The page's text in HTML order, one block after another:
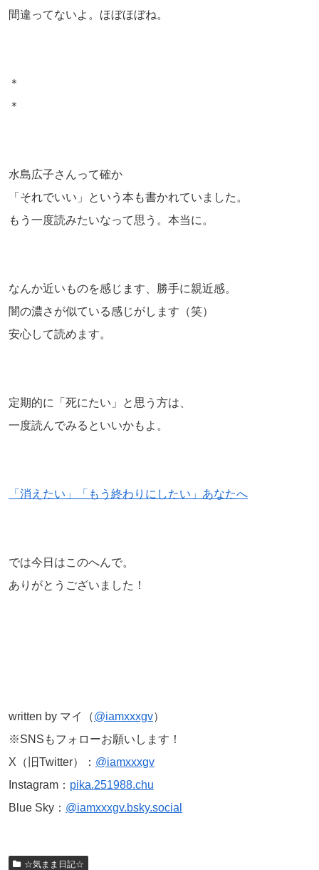
間違ってないよ。ほぼほぼね。
＊
＊
水島広子さんって確か
「それでいい」という本も書かれていました。
もう一度読みたいなって思う。本当に。
なんか近いものを感じます、勝手に親近感。
闇の濃さが似ている感じがします（笑）
安心して読めます。
定期的に「死にたい」と思う方は、
一度読んでみるといいかもよ。
「消えたい」「もう終わりにしたい」あなたへ
では今日はこのへんで。
ありがとうございました！
written by マイ（@iamxxxgv）
※SNSもフォローお願いします！
X（旧Twitter）： @iamxxxgv
Instagram： pika.251988.chu
Blue Sky： @iamxxxgv.bsky.social
☆気まま日記☆